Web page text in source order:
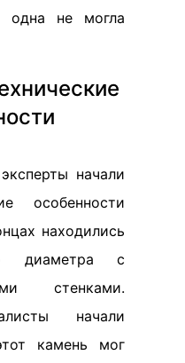
одна не могла
начали
особенности
находились
диаметра с
стенками.
начали
камень мог